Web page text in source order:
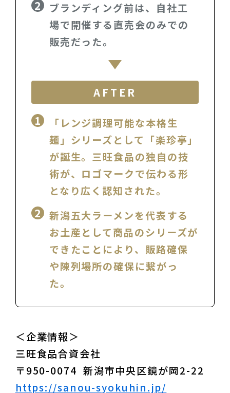
ブランディング前は、自社工
場で開催する直売会のみでの
販売だった。
AFTER
「レンジ調理可能な本格生
麺」シリーズとして「楽珍亭」
が誕生。三旺食品の独自の技
術が、ロゴマークで伝わる形
となり広く認知された。
新潟五大ラーメンを代表する
お土産として商品のシリーズが
できたことにより、販路確保
や陳列場所の確保に繋がっ
た。
＜企業情報＞
三旺食品合資会社
https://sanou-syokuhin.jp/